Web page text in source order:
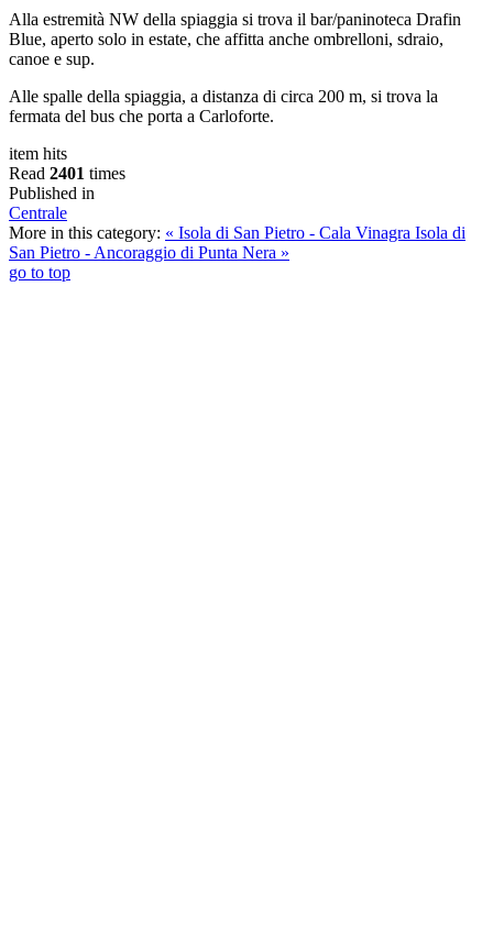
Alla estremità NW della spiaggia si trova il bar/paninoteca Drafin
Blue, aperto solo in estate, che affitta anche ombrelloni, sdraio,
canoe e sup.
Alle spalle della spiaggia, a distanza di circa 200 m, si trova la
fermata del bus che porta a Carloforte.
item hits
Read 2401 times
Published in
Centrale
More in this category: « Isola di San Pietro - Cala Vinagra Isola di
San Pietro - Ancoraggio di Punta Nera »
go to top